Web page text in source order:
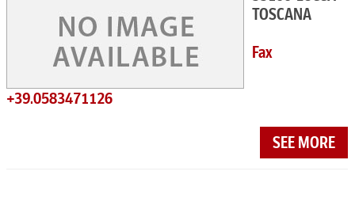
TOSCANA
Fax
+39.0583471126
SEE MORE